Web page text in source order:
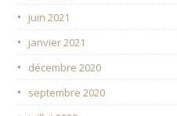
juin 2021
janvier 2021
décembre 2020
septembre 2020